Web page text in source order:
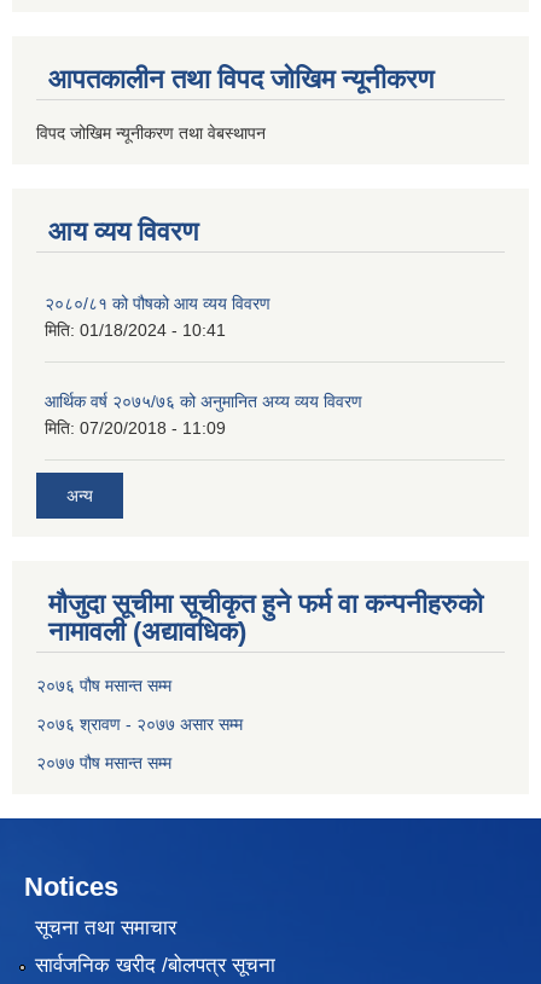
आपतकालीन तथा विपद जोखिम न्यूनीकरण
विपद जोखिम न्यूनीकरण तथा वेबस्थापन
आय व्यय विवरण
२०८०/८१ को पौषको आय व्यय विवरण
मिति: 01/18/2024 - 10:41
आर्थिक वर्ष २०७५/७६ को अनुमानित अय्य व्यय विवरण
मिति: 07/20/2018 - 11:09
अन्य
मौजुदा सूचीमा सूचीकृत हुने फर्म वा कन्पनीहरुको
नामावली (अद्यावधिक)
२०७६ पौष मसान्त सम्म
२०७६ श्रावण - २०७७ असार सम्म
२०७७ पौष मसान्त सम्म
Notices
सूचना तथा समाचार
सार्वजनिक खरीद /बोलपत्र सूचना